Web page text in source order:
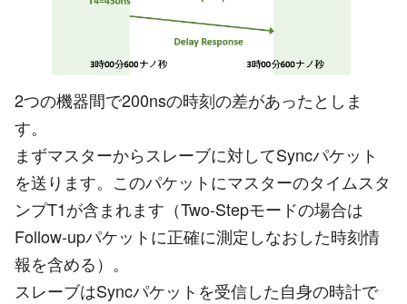
2つの機器間で200nsの時刻の差があったとしま
す。
まずマスターからスレーブに対してSyncパケット
を送ります。このパケットにマスターのタイムスタ
ンプT1が含まれます（Two-Stepモードの場合は
Follow-upパケットに正確に測定しなおした時刻情
報を含める）。
スレーブはSyncパケットを受信した自身の時計で